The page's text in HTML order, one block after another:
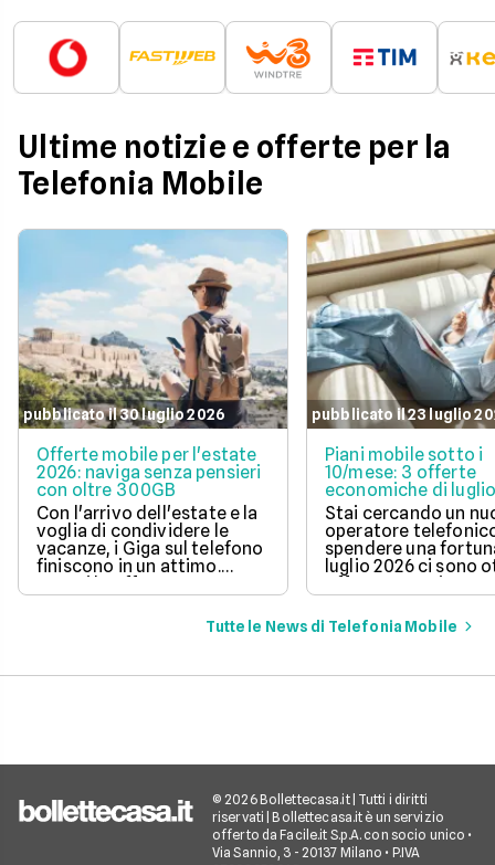
Ultime notizie e offerte per la
Telefonia Mobile
pubblicato il 30 luglio 2026
Offerte mobile per l'estate
2026: naviga senza pensieri
con oltre 300GB
Con l'arrivo dell'estate e la
voglia di condividere le
vacanze, i Giga sul telefono
finiscono in un attimo.
Scopri le offerte
telefoniche di luglio 2026
per navigare veloci in 5G
con tantissimi Giga e
abbonamento.
pubblicato il 23 luglio
Piani mobile sotto i
10/mese: 3 offerte
economiche di
Stai cercando un
operatore
spendere una
luglio 2026 ci sono
offerte sotto i 10
mese che includono
tantissimi Giga e la
connessione 5G.
Tutte le News di Telefonia Mobile
© 2026 Bollettecasa.it | Tutti i diritti
riservati | Bollettecasa.it è un servizio
offerto da Facile.it S.p.A. con socio unico •
Via Sannio, 3 - 20137 Milano • P.IVA